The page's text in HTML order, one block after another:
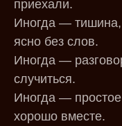
приехали.
Иногда — тишина,
ясно без слов.
Иногда —
случиться.
Иногда —
хорошо вместе.